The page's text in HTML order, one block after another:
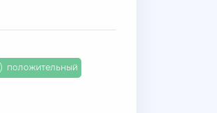
положительный